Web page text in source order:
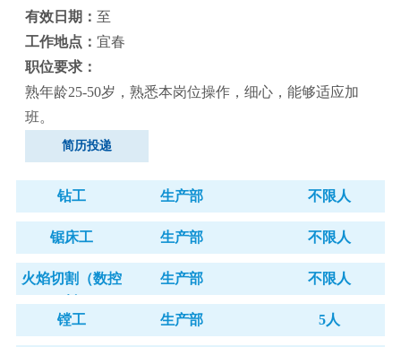
有效日期： 至
工作地点： 宜春
职位要求：
熟年龄25-50岁，熟悉本岗位操作，细心，能够适应加
班。
简历投递
钻工 生产部 不限人
锯床工 生产部 不限人
火焰切割（数控
下料）
生产部 不限人
镗工 生产部 5人